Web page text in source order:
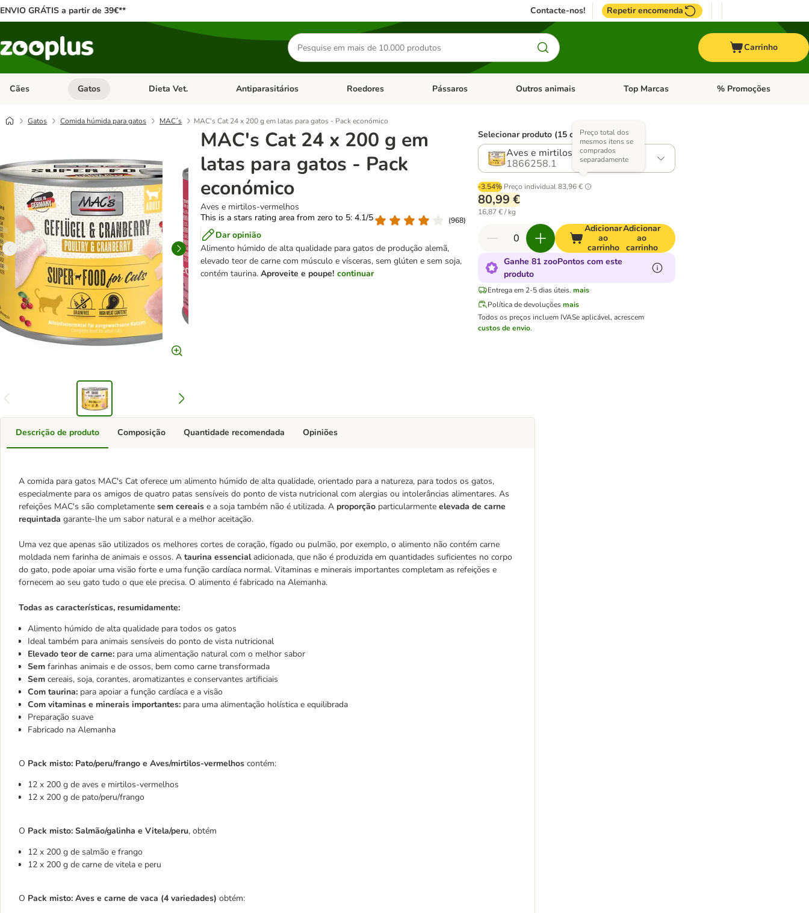
ENVIO GRÁTIS a partir de 39€** Contacte-nos! Repetir encomenda
Pesquisar
produtos
Carrinho
Cães Abrir menu de categoria: Cães
Gatos Abrir menu de categoria: Gatos
Dieta Vet. Abrir menu de categoria: Dieta Vet.
Antiparasitários Abrir menu de categoria: Antiparasitários
Roedores Abrir menu de categoria: Roedores
Pássaros Abrir menu de categoria: Pássaros
Outros animais Abrir menu de categoria: Outros animais
Top Marcas Abrir menu de categoria:
% Promoções
Gatos Comida húmida para gatos MAC´s MAC's Cat 24 x 200 g em latas para gatos - Pack económico
MAC's Cat 24 x 200 g em
latas para gatos - Pack
económico
Aves e mirtilos-vermelhos
This is a stars rating area from zero to 5: 4.1/5
(968)
Dar opinião
Alimento húmido de alta qualidade para gatos de produção alemã,
elevado teor de carne com músculo e vísceras, sem glúten e sem soja,
contém taurina. Aproveite e poupe! continuar
Selecionar produto (15 opções)
Aves e mirtilos-vermelhos
1866258.1
-3.54% Preço individual83,96 €
Preço total dos
mesmos itens se
comprados
separadamente
80,99 €
16,87 € / kg
Adicionar
ao
carrinho
Adicionar
ao
carrinho
Ganhe 81 zooPontos com este
produto
Entrega em 2-5 dias úteis. mais
Política de devoluçõesmais
Todos os preços incluem IVASe aplicável, acrescem
custos de envio.
Descrição de produto
A comida para gatos MAC's Cat oferece um alimento húmido de alta qualidade, orientado para a natureza, para todos os gatos,
especialmente para os amigos de quatro patas sensíveis do ponto de vista nutricional com alergias ou intolerâncias alimentares. As
refeições MAC's são completamente sem cereais e a soja também não é utilizada. A proporção particularmente elevada de carne
requintada garante-lhe um sabor natural e a melhor aceitação.
Uma vez que apenas são utilizados os melhores cortes de coração, fígado ou pulmão, por exemplo, o alimento não contém carne
moldada nem farinha de animais e ossos. A taurina essencialadicionada, que não é produzida em quantidades suficientes no corpo
do gato, pode apoiar uma visão forte e uma função cardíaca normal. Vitaminas e minerais importantes completam as refeições e
fornecem ao seu gato tudo o que ele precisa. O alimento é fabricado na Alemanha.
Todas as características, resumidamente:
Alimento húmido de alta qualidade para todos os gatos
Ideal também para animais sensíveis do ponto de vista nutricional
Elevado teor de carne: para uma alimentação natural com o melhor sabor
Sem farinhas animais e de ossos, bem como carne transformada
Sem cereais, soja, corantes, aromatizantes e conservantes artificiais
Com taurina: para apoiar a função cardíaca e a visão
Com vitaminas e minerais importantes: para uma alimentação holística e equilibrada
Preparação suave
Fabricado na Alemanha
O Pack misto: Pato/peru/frango e Aves/mirtilos-vermelhos contém:
12 x 200 g de aves e mirtilos-vermelhos
12 x 200 g de pato/peru/frango
O Pack misto: Salmão/galinha e Vitela/peru, obtém
12 x 200 g de salmão e frango
12 x 200 g de carne de vitela e peru
O Pack misto: Aves e carne de vaca (4 variedades) obtém:
Composição Quantidade recomendada Opiniões